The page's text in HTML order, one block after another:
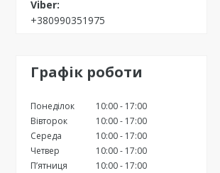
+380990351975
Графік роботи
Понеділок 10:00
17:00
Вівторок
10:00
17:00
Середа
10:00
17:00
Четвер
10:00
17:00
Пʼятниця
10:00
17:00